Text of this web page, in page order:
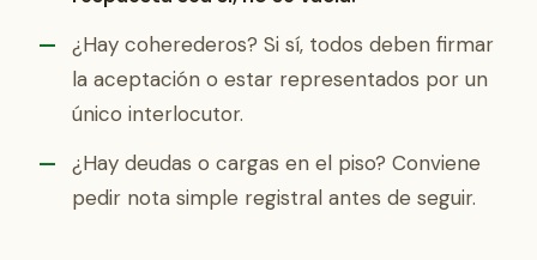
¿Hay coherederos? Si sí, todos deben firmar
la aceptación o estar representados por un
único interlocutor.
¿Hay deudas o cargas en el piso? Conviene
pedir nota simple registral antes de seguir.